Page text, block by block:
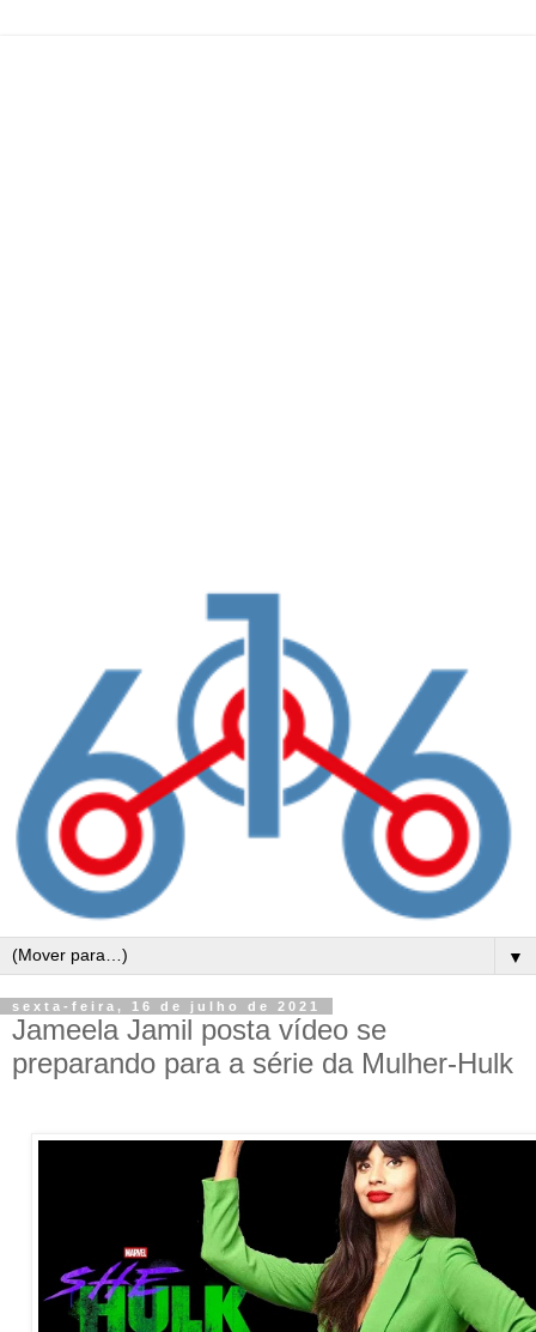
▼
sexta-feira, 16 de julho de 2021
Jameela Jamil posta vídeo se
preparando para a série da Mulher-Hulk